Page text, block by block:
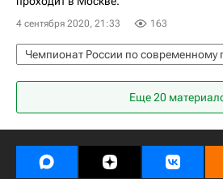
4 сентября 2020, 21:33 163
Чемпионат России по современному
Александр Лифанов
Еще 20